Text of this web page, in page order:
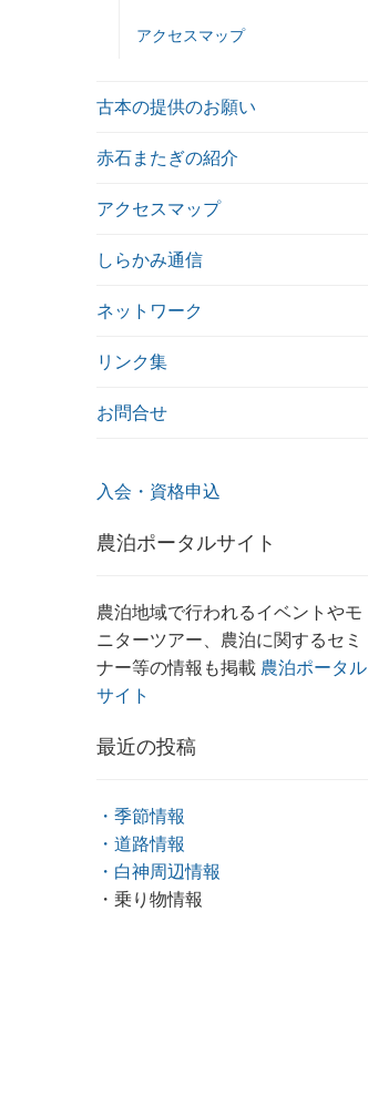
アクセスマップ
古本の提供のお願い
赤石またぎの紹介
アクセスマップ
しらかみ通信
ネットワーク
リンク集
お問合せ
入会・資格申込
農泊ポータルサイト
農泊地域で行われるイベントやモ
ニターツアー、農泊に関するセミ
ナー等の情報も掲載 農泊ポータル
サイト
最近の投稿
・季節情報
・道路情報
・白神周辺情報
・乗り物情報